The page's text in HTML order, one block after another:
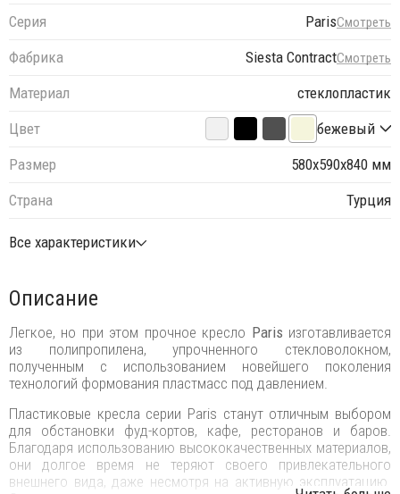
Серия ParisСмотреть
Фабрика Siesta ContractСмотреть
Материал
стеклопластик
Цвет
бежевый
Размер
580х590х840 мм
Страна
Турция
Все характеристики
Описание
Легкое, но при этом прочное кресло Paris изготавливается
из полипропилена, упрочненного стекловолокном,
полученным с использованием новейшего поколения
технологий формования пластмасс под давлением.
Пластиковые кресла серии Paris станут отличным выбором
для обстановки фуд-кортов, кафе, ресторанов и баров.
Благодаря использованию высококачественных материалов,
они долгое время не теряют своего привлекательного
внешнего вида, даже несмотря на активную эксплуатацию.